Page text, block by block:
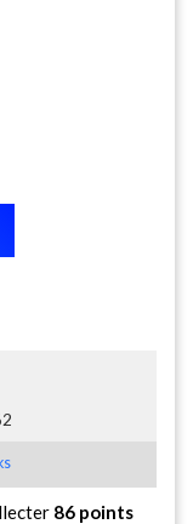
86 points